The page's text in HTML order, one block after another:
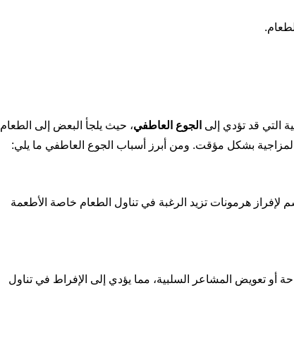
التي قد تؤدي إلى الجوع العاطفي، حيث يلجأ البعض إلى الطعام
بشكل مؤقت. ومن أبرز أسباب الجوع العاطفي ما يلي:
لإفراز هرمونات تزيد الرغبة في تناول الطعام خاصة الأطعمة
أو تعويض المشاعر السلبية، مما يؤدي إلى الإفراط في تناول